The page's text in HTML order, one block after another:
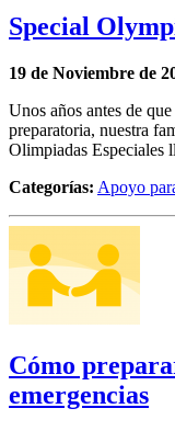
Special
19 de Noviembre de
Unos años antes de
preparatoria, nuestra
Olimpiadas Especiales
Categorías: Apoyo
Cómo
emergencias